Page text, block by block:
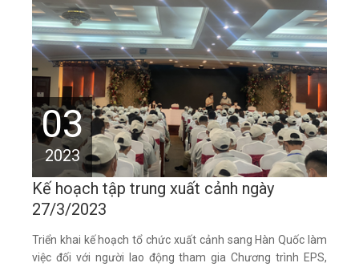
03
2023
Kế hoạch tập trung xuất cảnh ngày
27/3/2023
Triển khai kế hoạch tổ chức xuất cảnh sang Hàn Quốc làm
việc đối với người lao động tham gia Chương trình EPS,